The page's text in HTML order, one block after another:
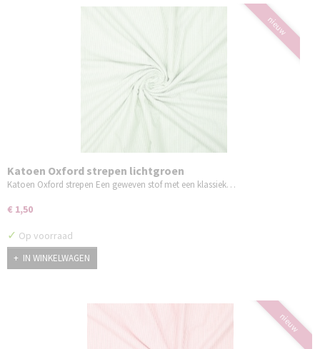
nieuw
Katoen Oxford strepen lichtgroen
Katoen Oxford strepen Een geweven stof met een klassiek…
€ 1,50
✓ Op voorraad
IN WINKELWAGEN
nieuw